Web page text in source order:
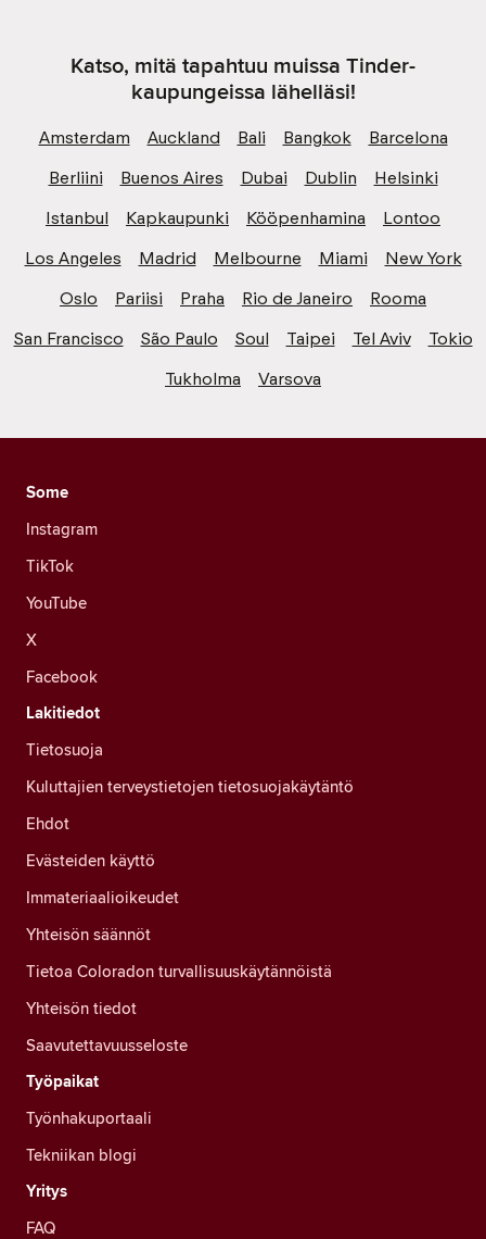
Katso, mitä tapahtuu muissa Tinder-
kaupungeissa lähelläsi!
Amsterdam Auckland Bali Bangkok
Barcelona
Berliini
Buenos Aires Dubai Dublin
Helsinki
Istanbul
Kapkaupunki Kööpenhamina
Lontoo
Los Angeles
Madrid Melbourne Miami
New York
Oslo
Pariisi Praha Rio de Janeiro
Rooma
San Francisco
São Paulo Soul Taipei Tel Aviv
Tokio
Tukholma
Varsova
Some
Instagram
TikTok
YouTube
X
Facebook
Lakitiedot
Tietosuoja
Kuluttajien terveystietojen tietosuojakäytäntö
Ehdot
Evästeiden käyttö
Immateriaalioikeudet
Yhteisön säännöt
Tietoa Coloradon turvallisuuskäytännöistä
Yhteisön tiedot
Saavutettavuusseloste
Työpaikat
Työnhakuportaali
Tekniikan blogi
Yritys
FAQ